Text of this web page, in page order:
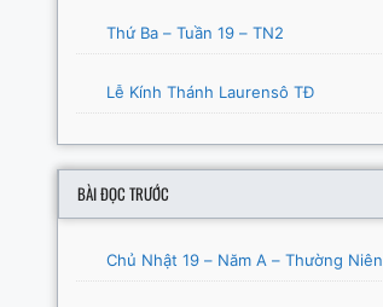
Thứ Ba – Tuần 19 – TN2
Lễ Kính Thánh Laurensô TĐ
BÀI ĐỌC TRƯỚC
Chủ Nhật 19 – Năm A – Thường Niên